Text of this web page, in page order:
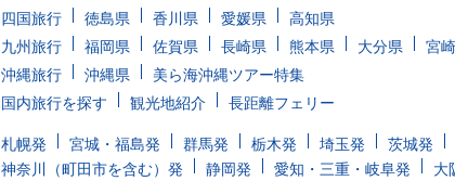
四国旅行
徳島県 香川県 愛媛県
高知県
九州旅行
福岡県 佐賀県 長崎県 熊本県 大分県 宮
沖縄旅行
沖縄県
美ら海沖縄ツアー特集
国内旅行を探す
観光地紹介 長距離フェリー
札幌発 宮城・福島発 群馬発 栃木発 埼玉発 茨城発
神奈川（町田市を含む）発
静岡発 愛知・三重・岐阜発 大